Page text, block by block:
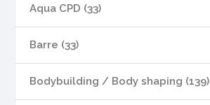
Aqua CPD (33)
Barre (33)
Bodybuilding / Body shaping (139)